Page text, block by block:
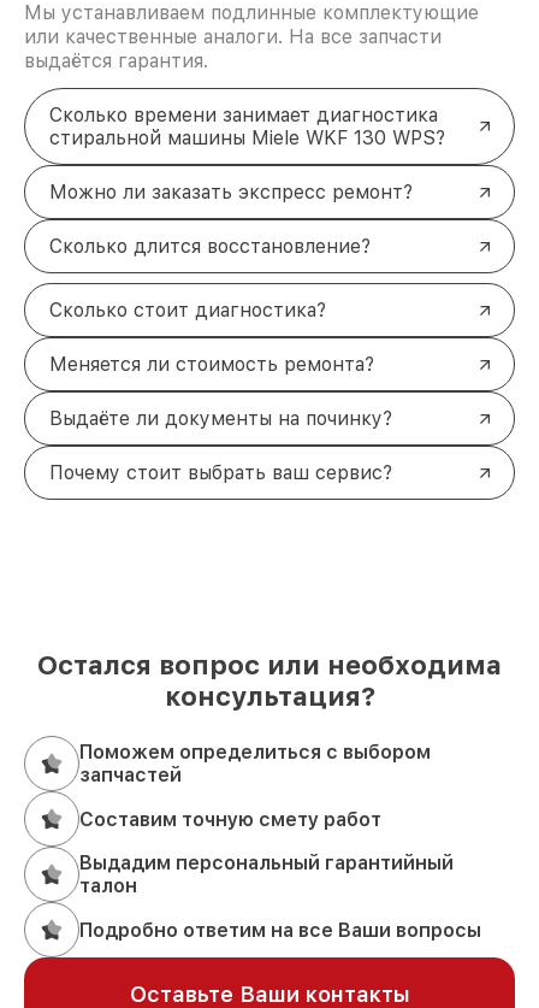
Мы устанавливаем подлинные комплектующие
или качественные аналоги. На все запчасти
выдаётся гарантия.
Сколько времени занимает диагностика
стиральной машины Miele WKF 130 WPS?
Можно ли заказать экспресс ремонт?
Сколько длится восстановление?
Сколько стоит диагностика?
Меняется ли стоимость ремонта?
Выдаёте ли документы на починку?
Почему стоит выбрать ваш сервис?
Остался вопрос или необходима
консультация?
Поможем определиться с выбором
запчастей
Составим точную смету работ
Выдадим персональный гарантийный
талон
Подробно ответим на все Ваши вопросы
Оставьте Ваши контакты